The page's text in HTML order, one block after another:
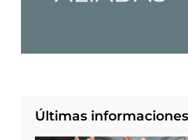
Últimas informaciones